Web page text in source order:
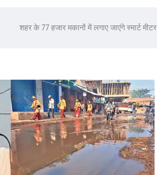
शहर के 77 हजार मकानों में लगाए जाएंगे स्मार्ट मीटर